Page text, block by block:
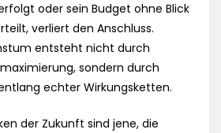
oder sein Budget ohne Blick
verliert den Anschluss.
entsteht nicht durch
sondern durch
echter Wirkungsketten.
der Zukunft sind jene, die